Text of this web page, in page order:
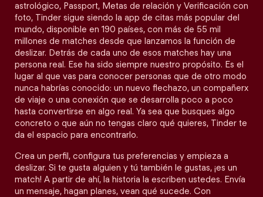
astrológico, Passport, Metas de relación y Verificación con
foto, Tinder sigue siendo la app de citas más popular del
mundo, disponible en 190 países, con más de 55 mil
millones de matches desde que lanzamos la función de
deslizar. Detrás de cada uno de esos matches hay una
persona real. Ese ha sido siempre nuestro propósito. Es el
lugar al que vas para conocer personas que de otro modo
nunca habrías conocido: un nuevo flechazo, un compañerx
de viaje o una conexión que se desarrolla poco a poco
hasta convertirse en algo real. Ya sea que busques algo
concreto o que aún no tengas claro qué quieres, Tinder te
da el espacio para encontrarlo.
Crea un perfil, configura tus preferencias y empieza a
deslizar. Si te gusta alguien y tú también le gustas, ¡es un
match! A partir de ahí, la historia la escriben ustedes. Envía
un mensaje, hagan planes, vean qué sucede. Con